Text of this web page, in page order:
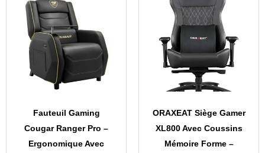
Fauteuil Gaming
Cougar Ranger Pro –
Ergonomique Avec
ORAXEAT Siège Gamer
XL800 Avec Coussins
Mémoire Forme –